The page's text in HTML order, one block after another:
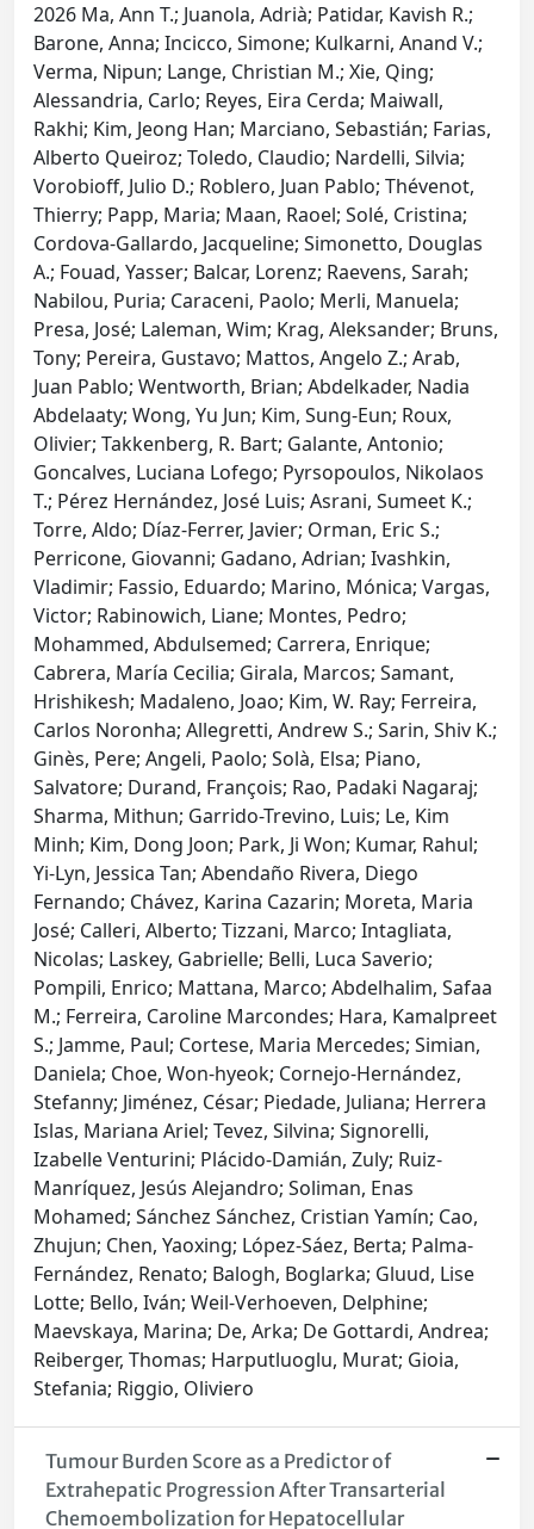
2026 Ma, Ann T.; Juanola, Adrià; Patidar, Kavish R.;
Barone, Anna; Incicco, Simone; Kulkarni, Anand V.;
Verma, Nipun; Lange, Christian M.; Xie, Qing;
Alessandria, Carlo; Reyes, Eira Cerda; Maiwall,
Rakhi; Kim, Jeong Han; Marciano, Sebastián; Farias,
Alberto Queiroz; Toledo, Claudio; Nardelli, Silvia;
Vorobioff, Julio D.; Roblero, Juan Pablo; Thévenot,
Thierry; Papp, Maria; Maan, Raoel; Solé, Cristina;
Cordova-Gallardo, Jacqueline; Simonetto, Douglas
A.; Fouad, Yasser; Balcar, Lorenz; Raevens, Sarah;
Nabilou, Puria; Caraceni, Paolo; Merli, Manuela;
Presa, José; Laleman, Wim; Krag, Aleksander; Bruns,
Tony; Pereira, Gustavo; Mattos, Angelo Z.; Arab,
Juan Pablo; Wentworth, Brian; Abdelkader, Nadia
Abdelaaty; Wong, Yu Jun; Kim, Sung-Eun; Roux,
Olivier; Takkenberg, R. Bart; Galante, Antonio;
Goncalves, Luciana Lofego; Pyrsopoulos, Nikolaos
T.; Pérez Hernández, José Luis; Asrani, Sumeet K.;
Torre, Aldo; Díaz-Ferrer, Javier; Orman, Eric S.;
Perricone, Giovanni; Gadano, Adrian; Ivashkin,
Vladimir; Fassio, Eduardo; Marino, Mónica; Vargas,
Victor; Rabinowich, Liane; Montes, Pedro;
Mohammed, Abdulsemed; Carrera, Enrique;
Cabrera, María Cecilia; Girala, Marcos; Samant,
Hrishikesh; Madaleno, Joao; Kim, W. Ray; Ferreira,
Carlos Noronha; Allegretti, Andrew S.; Sarin, Shiv K.;
Ginès, Pere; Angeli, Paolo; Solà, Elsa; Piano,
Salvatore; Durand, François; Rao, Padaki Nagaraj;
Sharma, Mithun; Garrido-Trevino, Luis; Le, Kim
Minh; Kim, Dong Joon; Park, Ji Won; Kumar, Rahul;
Yi-Lyn, Jessica Tan; Abendaño Rivera, Diego
Fernando; Chávez, Karina Cazarin; Moreta, Maria
José; Calleri, Alberto; Tizzani, Marco; Intagliata,
Nicolas; Laskey, Gabrielle; Belli, Luca Saverio;
Pompili, Enrico; Mattana, Marco; Abdelhalim, Safaa
M.; Ferreira, Caroline Marcondes; Hara, Kamalpreet
S.; Jamme, Paul; Cortese, Maria Mercedes; Simian,
Daniela; Choe, Won-hyeok; Cornejo-Hernández,
Stefanny; Jiménez, César; Piedade, Juliana; Herrera
Islas, Mariana Ariel; Tevez, Silvina; Signorelli,
Izabelle Venturini; Plácido-Damián, Zuly; Ruiz-
Manríquez, Jesús Alejandro; Soliman, Enas
Mohamed; Sánchez Sánchez, Cristian Yamín; Cao,
Zhujun; Chen, Yaoxing; López-Sáez, Berta; Palma-
Fernández, Renato; Balogh, Boglarka; Gluud, Lise
Lotte; Bello, Iván; Weil-Verhoeven, Delphine;
Maevskaya, Marina; De, Arka; De Gottardi, Andrea;
Reiberger, Thomas; Harputluoglu, Murat; Gioia,
Stefania; Riggio, Oliviero
Tumour Burden Score as a Predictor of
Extrahepatic Progression After Transarterial
Chemoembolization for Hepatocellular